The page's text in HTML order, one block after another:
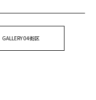
GALLERY 04街区